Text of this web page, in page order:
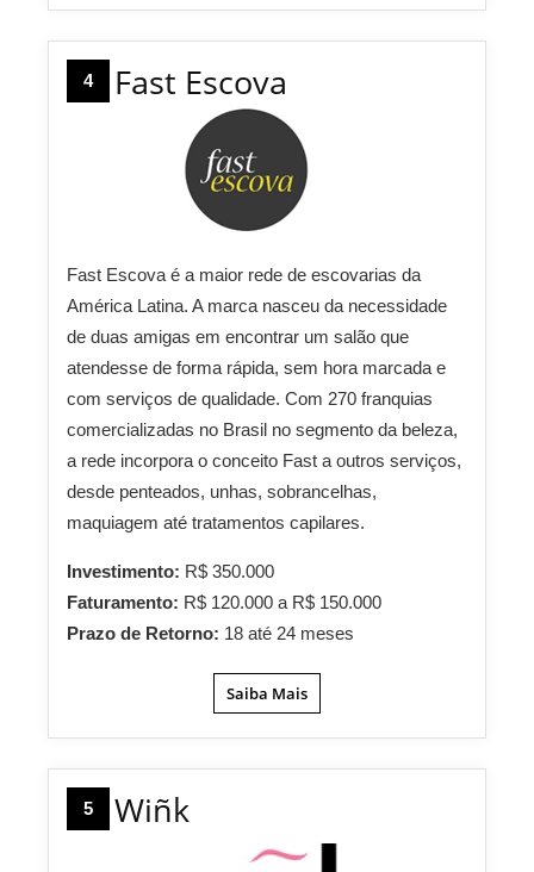
4 Fast Escova
Fast Escova é a maior rede de escovarias da
América Latina. A marca nasceu da necessidade
de duas amigas em encontrar um salão que
atendesse de forma rápida, sem hora marcada e
com serviços de qualidade. Com 270 franquias
comercializadas no Brasil no segmento da beleza,
a rede incorpora o conceito Fast a outros serviços,
desde penteados, unhas, sobrancelhas,
maquiagem até tratamentos capilares.
Investimento: R$ 350.000
Faturamento: R$ 120.000 a R$ 150.000
Prazo de Retorno: 18 até 24 meses
Saiba Mais
5 Wiñk